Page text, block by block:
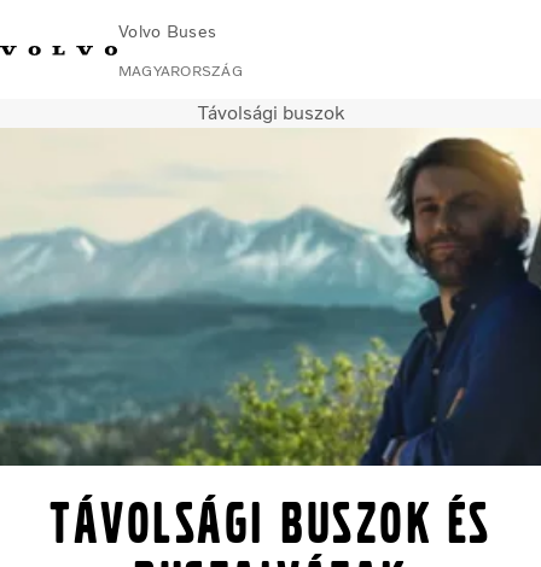
Volvo Buses
MAGYARORSZÁG
Lépjen velünk kapcsolatba Kereskedő keresése
Távolsági buszok
Services
Miért Volvo?
Kapcsolat
Távolsági buszok
Távolsági buszok és